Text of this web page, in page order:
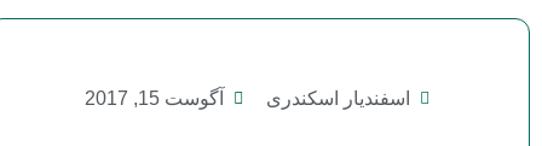
اسفندیار اسکندری آگوست 15, 2017